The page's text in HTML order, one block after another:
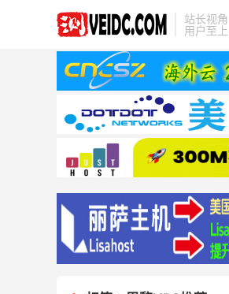
站长视角
用户至上